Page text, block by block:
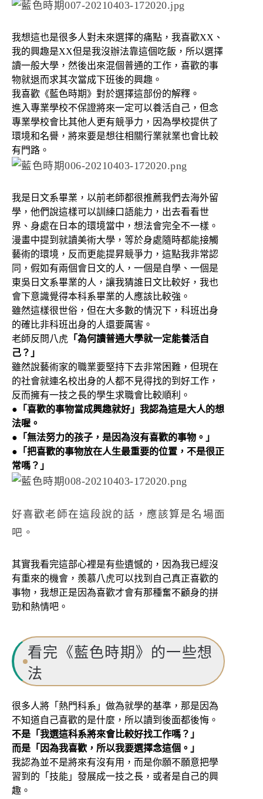
我想這也是很多人對未來選擇的痛點，我喜歡XX、
我的興趣是XX但是我沒辦法靠這個吃飯，所以選擇
讀一般大學，然後出來混個普通的工作，喜歡的事
物就退而求其次當成下班後的興趣。
我喜歡《藍色時期》對於選擇這部份的解釋。
進入專業學校不保證將來一定可以養活自己，但念
專業學校會比其他人更有競爭力，因為學校提供了
環境和名譽，將來要是想往相關行業就業也會比較
有門路。
我是日文系畢業，以前老師都很推薦我們去海外留
學，他們說這樣可以訓練口語能力，出去看看世
界、身處在日本的環境當中，想法會完全不一樣。
漫畫中提到就讀美術大學，等於身處隨時都能接觸
藝術的環境，反而更能提昇競爭力，這點我非常認
同，假如有兩個會日文的人，一個是自學、一個是
東吳日文系畢業的人，讓我猜誰日文比較好，我也
會下意識覺得本科系畢業的人應該比較強。
雖然這樣很世俗，但在大多數的情況下，科班出身
的確比非科班出身的人還要厲害。
老師反問八虎 「為何讀普通大學就一定能養活自
己？」
雖然說藝術家的職業要堅持下去非常困難，但現在
的社會就連名校出身的人都不見得找的到好工作，
反而擁有一技之長的學生求職會比較順利。
●「喜歡的事物當成興趣就好」我認為這是大人的想
法喔。
●「無法努力的孩子，是因為沒有喜歡的事物。」
●「把喜歡的事物放在人生最重要的位置，不是很正
常嗎？」
好喜歡老師在這段說的話，應該算是名場面
吧。
其實我看完這部心裡是有些遺憾的，因為我已經沒
有重來的機會，羨慕八虎可以找到自己真正喜歡的
事物，我想正是因為喜歡才會有那種奮不顧身的拼
勁和熱情吧。
看完《藍色時期》的一些想
法
很多人將「熱門科系」做為就學的基準，那是因為
不知道自己喜歡的是什麼，所以讀到後面都後悔。
不是「我選這科系將來會比較好找工作嗎？」
而是「因為我喜歡，所以我要選擇念這個。」
我認為並不是將來有沒有用，而是你願不願意把學
習到的「技能」發展成一技之長，或者是自己的興
趣。